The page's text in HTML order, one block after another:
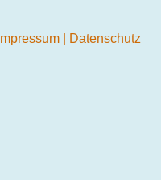
Impressum Datenschutz